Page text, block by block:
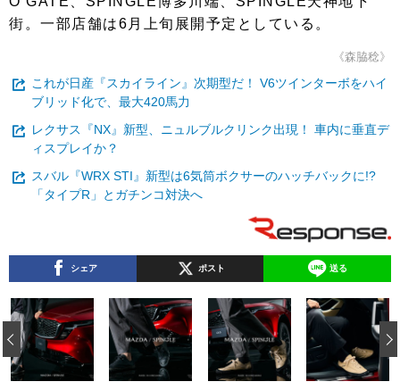
街。一部店舗は6月上旬展開予定としている。
《森脇稔》
これが日産『スカイライン』次期型だ！ V6ツインターボをハイ
ブリッド化で、最大420馬力
レクサス『NX』新型、ニュルブルクリンク出現！ 車内に垂直デ
ィスプレイか？
スバル『WRX STI』新型は6気筒ボクサーのハッチバックに!?
「タイプR」とガチンコ対決へ
シェア ポスト 送る
‹